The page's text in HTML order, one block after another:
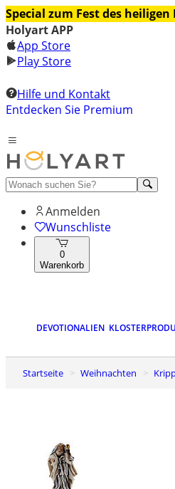
Special zum Fest des
Holyart APP
App Store
Play Store
Hilfe und Kontakt
Entdecken Sie Premium
Anmelden
Wunschliste
0
Warenkorb
DEVOTIONALIEN
Startseite Weihnachten